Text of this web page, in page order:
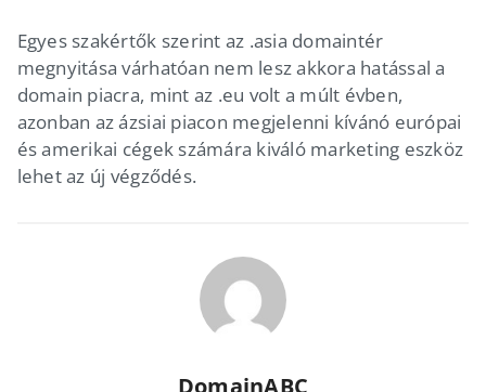
Egyes szakértők szerint az .asia domaintér
megnyitása várhatóan nem lesz akkora hatással a
domain piacra, mint az .eu volt a múlt évben,
azonban az ázsiai piacon megjelenni kívánó európai
és amerikai cégek számára kiváló marketing eszköz
lehet az új végződés.
DomainABC